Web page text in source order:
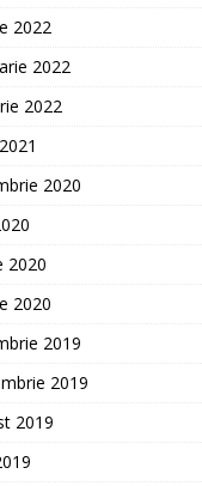
2022
2022
2022
2020
2020
2020
2019
2019
2019